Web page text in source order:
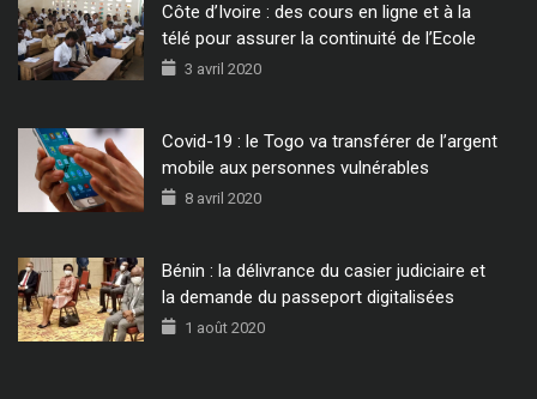
Côte d’Ivoire : des cours en ligne et à la
télé pour assurer la continuité de l’Ecole
3 avril 2020
Covid-19 : le Togo va transférer de l’argent
mobile aux personnes vulnérables
8 avril 2020
Bénin : la délivrance du casier judiciaire et
la demande du passeport digitalisées
1 août 2020